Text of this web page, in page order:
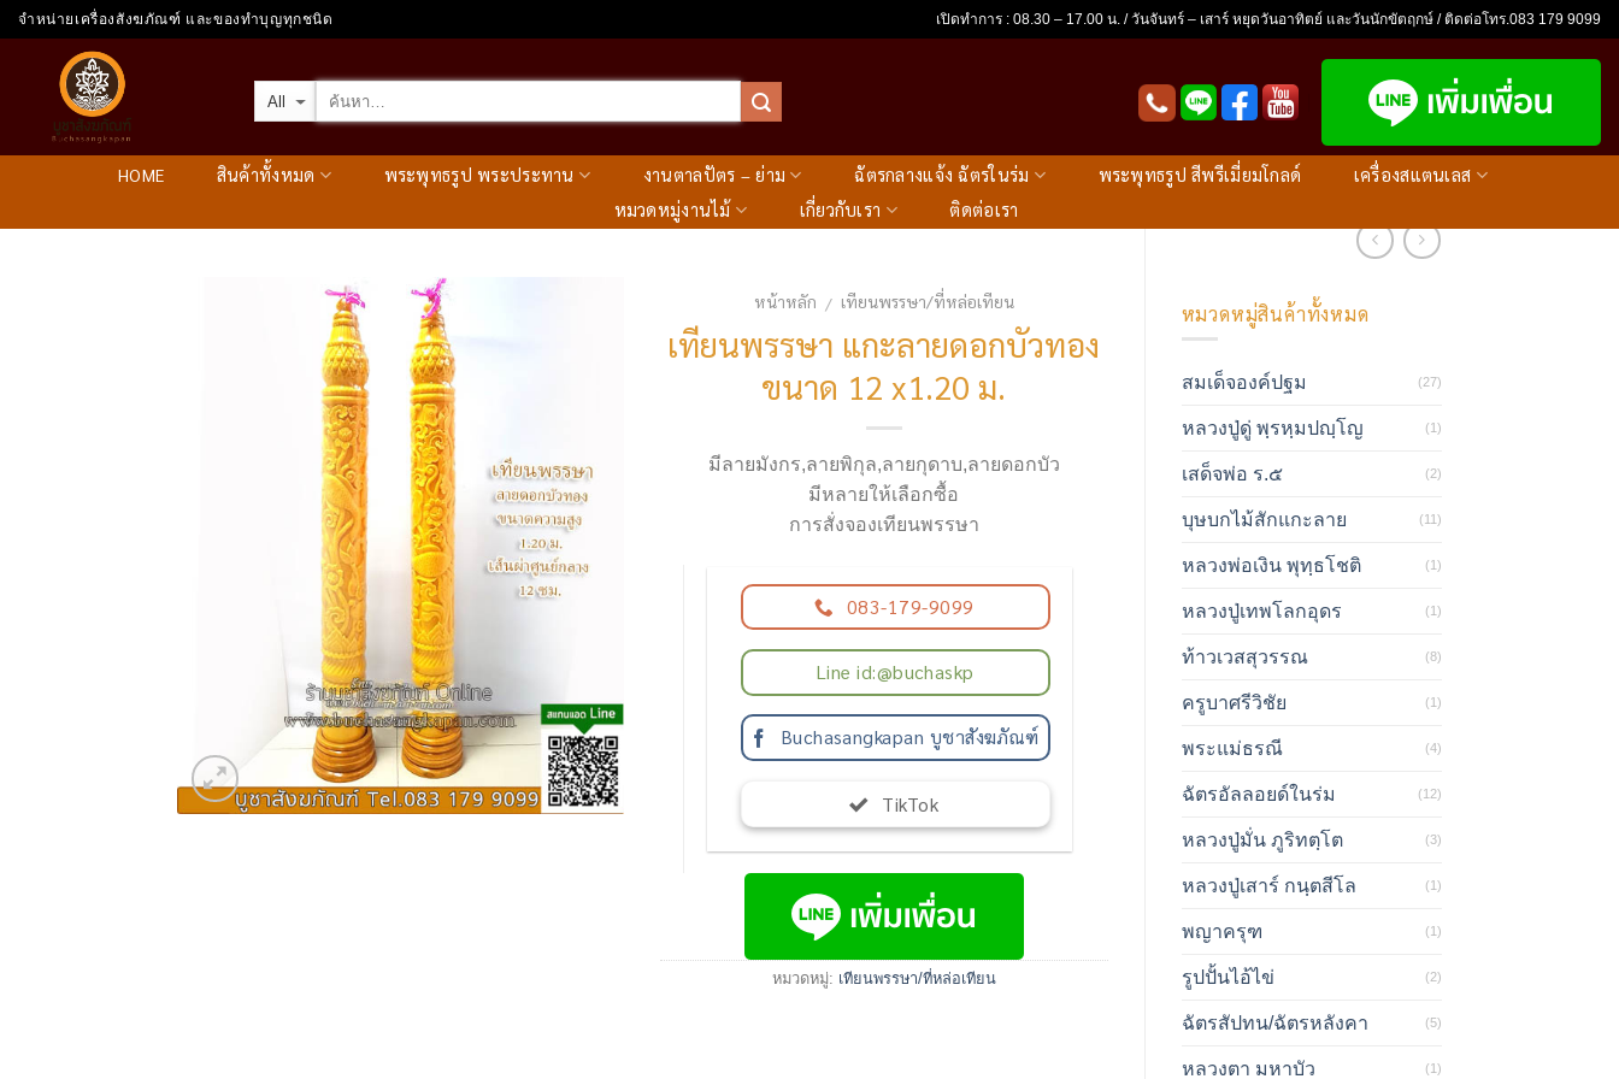
Skip
to
content
จำหน่ายเครื่องสังฆภัณฑ์ และของทำบุญทุกชนิด เปิดทำการ : 08.30 – 17.00 น. / วันจันทร์ – เสาร์ หยุดวันอาทิตย์ และวันนักขัตฤกษ์ / ติดต่อโทร.083 179 9099
HOME สินค้าทั้งหมด พระพุทธรูป พระประทาน งานตาลปัตร – ย่าม ฉัตรกลางแจ้ง ฉัตรในร่ม พระพุทธรูป สีพรีเมี่ยมโกลด์
เครื่องสแตนเลส
หมวดหมู่งานไม้
เกี่ยวกับเรา ติดต่อเรา
หน้าหลัก / เทียนพรรษา/ที่หล่อเทียน
เทียนพรรษา แกะลายดอกบัวทอง
ขนาด 12 x1.20 ม.
มีลายมังกร,ลายพิกุล,ลายกุดาบ,ลายดอกบัว
มีหลายให้เลือกซื้อ
การสั่งจองเทียนพรรษา
083-179-9099
Line id:@buchaskp
Buchasangkapan บูชาสังฆภัณฑ์
TikTok
หมวดหมู่: เทียนพรรษา/ที่หล่อเทียน
หมวดหมู่สินค้าทั้งหมด
สมเด็จองค์ปฐม (27)
หลวงปู่ดู่ พฺรหฺมปญฺโญ (1)
เสด็จพ่อ ร.๕ (2)
บุษบกไม้สักแกะลาย (11)
หลวงพ่อเงิน พุทฺธโชติ (1)
หลวงปู่เทพโลกอุดร (1)
ท้าวเวสสุวรรณ (8)
ครูบาศรีวิชัย (1)
พระแม่ธรณี (4)
ฉัตรอัลลอยด์ในร่ม (12)
หลวงปู่มั่น ภูริทตฺโต (3)
หลวงปู่เสาร์ กนฺตสีโล (1)
พญาครุฑ (1)
รูปปั้นไอ้ไข่ (2)
ฉัตรสัปทน/ฉัตรหลังคา (5)
หลวงตา มหาบัว (1)